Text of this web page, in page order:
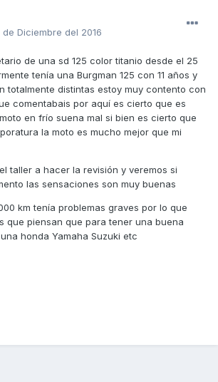
de Diciembre del 2016
de una sd 125 color titanio desde el 25
tenía una Burgman 125 con 11 años y
totalmente distintas estoy muy contento con
comentabais por aquí es cierto que es
en frío suena mal si bien es cierto que
la moto es mucho mejor que mi
taller a hacer la revisión y veremos si
las sensaciones son muy buenas
km tenía problemas graves por lo que
que piensan que para tener una buena
honda Yamaha Suzuki etc